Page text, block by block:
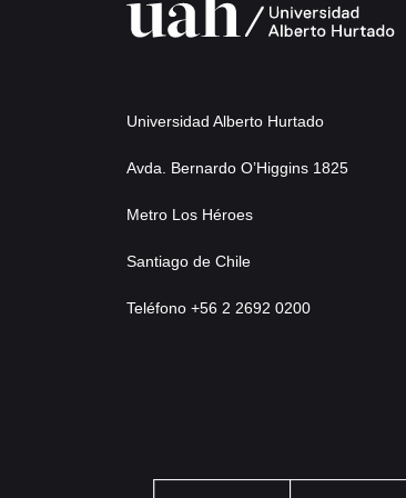
Universidad Alberto Hurtado
Avda. Bernardo O’Higgins 1825
Metro Los Héroes
Santiago de Chile
Teléfono +56 2 2692 0200